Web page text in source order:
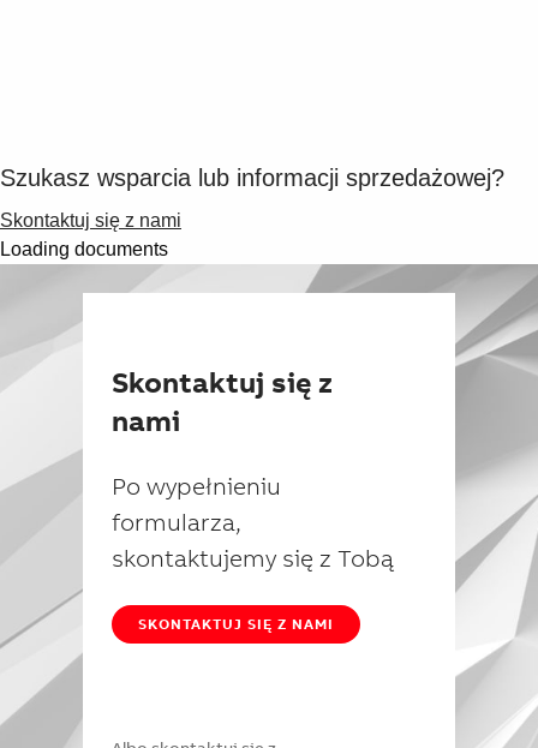
Szukasz wsparcia lub informacji sprzedażowej?
Skontaktuj się z nami
Loading documents
Skontaktuj się z
nami
Po wypełnieniu
formularza,
skontaktujemy się z Tobą
SKONTAKTUJ SIĘ Z NAMI